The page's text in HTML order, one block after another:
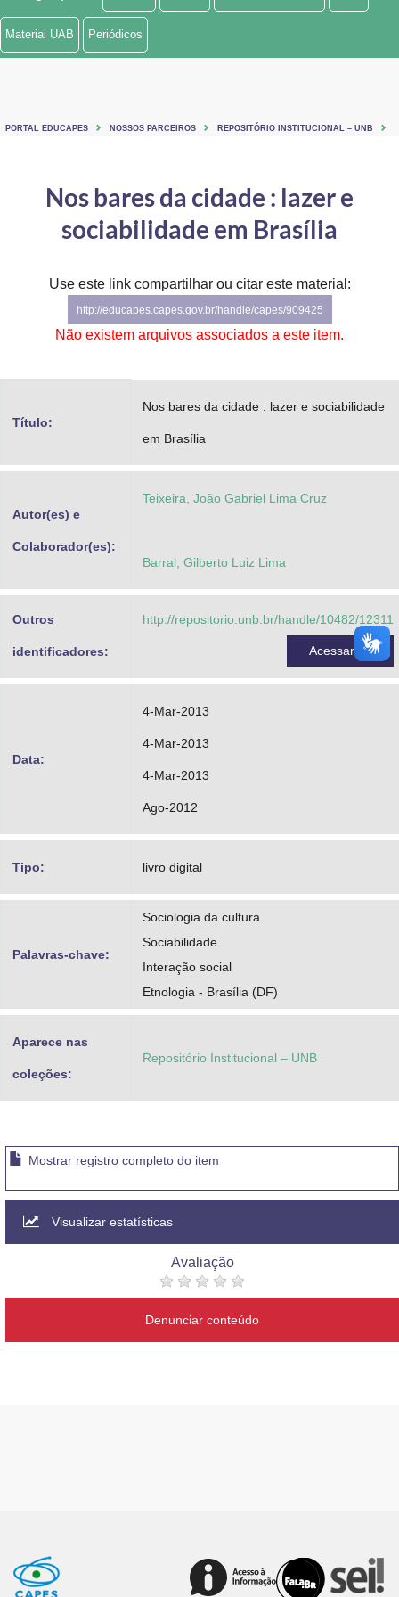
Ministério de Minas e Energia
Controladoria-Geral da União
Secretaria-Geral
Secretaria de Governo
Gabinete de Segurança Institucional
Advocacia-Geral da União
Material UAB Periódicos
PORTAL EDUCAPES NOSSOS PARCEIROS REPOSITÓRIO INSTITUCIONAL – UNB
Nos bares da cidade : lazer e
sociabilidade em Brasília
Use este link compartilhar ou citar este material:
http://educapes.capes.gov.br/handle/capes/909425
Não existem arquivos associados a este item.
Título:
Nos bares da cidade : lazer e sociabilidade
em Brasília
Autor(es) e
Colaborador(es):
Teixeira, João Gabriel Lima Cruz
Barral, Gilberto Luiz Lima
Outros
identificadores:
http://repositorio.unb.br/handle/10482/12311
Acessar
Data:
4-Mar-2013
4-Mar-2013
4-Mar-2013
Ago-2012
Tipo: livro digital
Palavras-chave:
Sociologia da cultura
Sociabilidade
Interação social
Etnologia - Brasília (DF)
Aparece nas
coleções:
Repositório Institucional – UNB
Mostrar registro completo do item
Visualizar estatísticas
Avaliação
Denunciar conteúdo